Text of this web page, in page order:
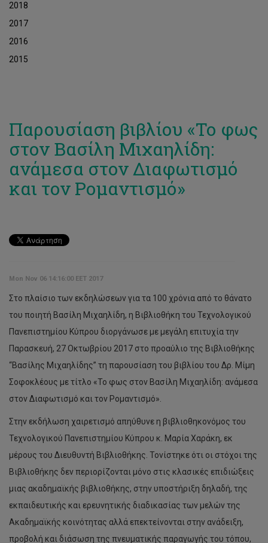
2018
2017
2016
2015
Παρουσίαση βιβλίου «Το φως
στον Βασίλη Μιχαηλίδη:
ανάμεσα στον Διαφωτισμό
και τον Ρομαντισμό»
Mon Nov 06 14:16:00 EET 2017
Στο πλαίσιο των εκδηλώσεων για τα 100 χρόνια από το θάνατο
του ποιητή Βασίλη Μιχαηλίδη, η Βιβλιοθήκη του Τεχνολογικού
Πανεπιστημίου Κύπρου διοργάνωσε με μεγάλη επιτυχία την
Παρασκευή, 27 Οκτωβρίου 2017 στο προαύλιο της Βιβλιοθήκης
“Βασίλης Μιχαηλίδης” τη παρουσίαση του βιβλίου του Δρ. Μίμη
Σοφοκλέους με τίτλο «Το φως στον Βασίλη Μιχαηλίδη: ανάμεσα
στον Διαφωτισμό και τον Ρομαντισμό».
Στην εκδήλωση χαιρετισμό απηύθυνε η βιβλιοθηκονόμος του
Τεχνολογικού Πανεπιστημίου Κύπρου κ. Μαρία Χαράκη, εκ
μέρους του Διευθυντή Βιβλιοθήκης. Τονίστηκε ότι οι στόχοι της
Βιβλιοθήκης δεν περιορίζονται μόνο στις κλασικές επιδιώξεις
μιας ακαδημαϊκής βιβλιοθήκης, στην υποστήριξη δηλαδή, της
εκπαιδευτικής και ερευνητικής διαδικασίας των μελών της
Ακαδημαϊκής κοινότητας αλλά επεκτείνονται στην ανάδειξη,
προβολή και διάσωση της πνευματικής παραγωγής του τόπου,